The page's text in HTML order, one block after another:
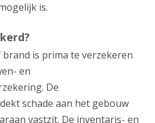
is.
is prima te verzekeren
en
De
schade aan het gebouw
vastzit. De inventaris- en